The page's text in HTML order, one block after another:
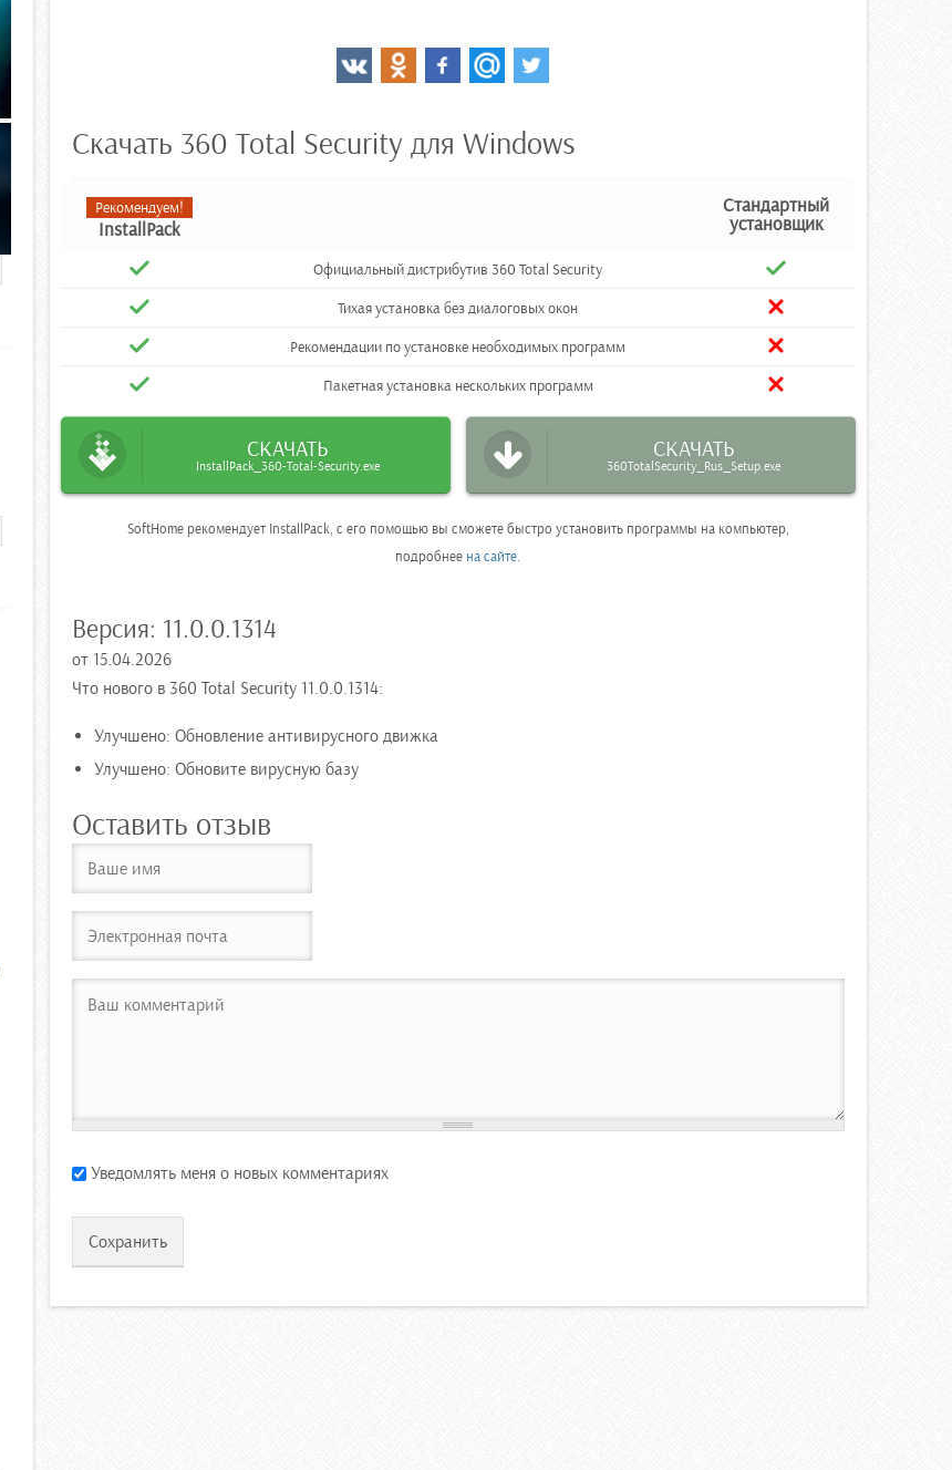
Скачать 360 Total Security для Windows
Рекомендуем!
InstallPack
Стандартный
установщик
Официальный дистрибутив 360 Total Security
Тихая установка без диалоговых окон
Рекомендации по установке необходимых программ
Пакетная установка нескольких программ
СКАЧАТЬ
InstallPack_360-Total-Security.exe
СКАЧАТЬ
360TotalSecurity_Rus_Setup.exe
SoftHome рекомендует InstallPack, с его помощью вы сможете быстро установить программы на компьютер,
подробнее на сайте.
Версия: 11.0.0.1314
от 15.04.2026
Что нового в 360 Total Security 11.0.0.1314:
Улучшено: Обновление антивирусного движка
Улучшено: Обновите вирусную базу
Оставить отзыв
Уведомлять меня о новых комментариях